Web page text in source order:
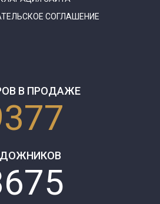
СОГЛАШЕНИЕ
В ПРОДАЖЕ